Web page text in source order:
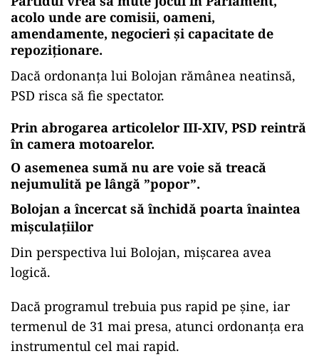
acolo unde are comisii, oameni,
amendamente, negocieri și capacitate de
repoziționare.
Dacă ordonanța lui Bolojan rămânea neatinsă,
PSD risca să fie spectator.
Prin abrogarea articolelor III-XIV, PSD reintră
în camera motoarelor.
O asemenea sumă nu are voie să treacă
nejumulită pe lângă ”popor”.
Bolojan a încercat să închidă poarta înaintea
mișculațiilor
Din perspectiva lui Bolojan, mișcarea avea
logică.
Dacă programul trebuia pus rapid pe șine, iar
termenul de 31 mai presa, atunci ordonanța era
instrumentul cel mai rapid.